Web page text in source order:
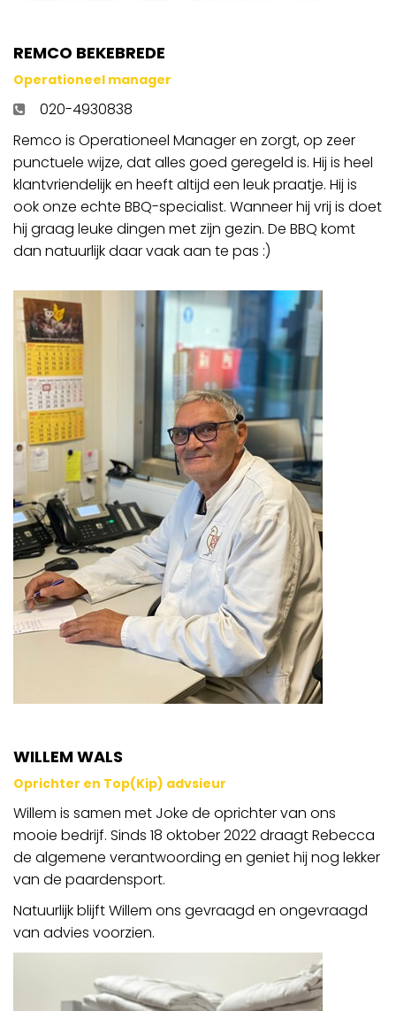
REMCO BEKEBREDE
Operationeel manager
020-4930838
Remco is Operationeel Manager en zorgt, op zeer
punctuele wijze, dat alles goed geregeld is. Hij is heel
klantvriendelijk en heeft altijd een leuk praatje. Hij is
ook onze echte BBQ-specialist. Wanneer hij vrij is doet
hij graag leuke dingen met zijn gezin. De BBQ komt
dan natuurlijk daar vaak aan te pas :)
WILLEM WALS
Oprichter en Top(Kip) advsieur
Willem is samen met Joke de oprichter van ons
mooie bedrijf. Sinds 18 oktober 2022 draagt Rebecca
de algemene verantwoording en geniet hij nog lekker
van de paardensport.
Natuurlijk blijft Willem ons gevraagd en ongevraagd
van advies voorzien.